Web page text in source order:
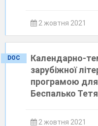
2 жовтня 2021
DOC
Календарно-
зарубіжної
програмою для
Беспалько
2 жовтня 2021